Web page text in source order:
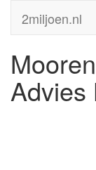
2miljoen.nl
Advies